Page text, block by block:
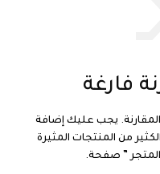
فارغة
يجب عليك إضافة
من المنتجات المثيرة
” صفحة.